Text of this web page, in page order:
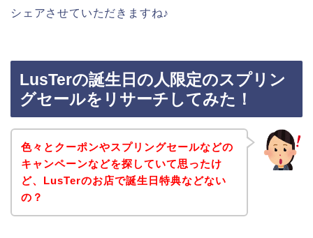
シェアさせていただきますね♪
LusTerの誕生日の人限定のスプリン
グセールをリサーチしてみた！
色々とクーポンやスプリングセールなどの
キャンペーンなどを探していて思ったけ
ど、LusTerのお店で誕生日特典などない
の？